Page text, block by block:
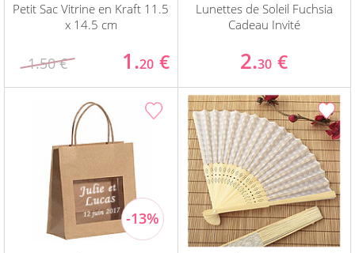
Petit Sac Vitrine en Kraft 11.5
x 14.5 cm
1.50 € 1.20 €
Lunettes de Soleil Fuchsia
Cadeau Invité
2.30 €